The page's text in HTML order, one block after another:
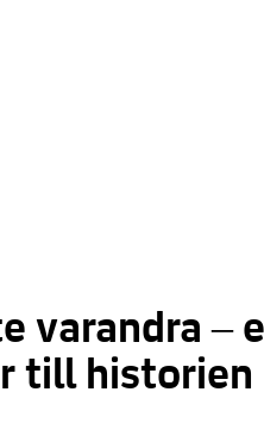
varandra –
till historien